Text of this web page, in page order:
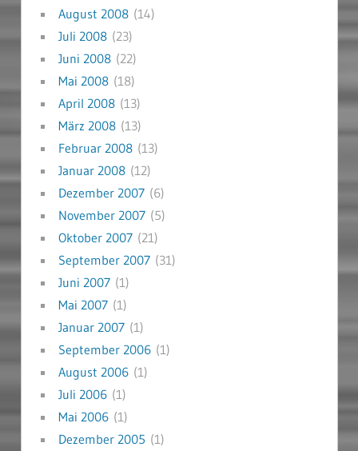
August 2008(14)
Juli 2008(23)
Juni 2008(22)
Mai 2008(18)
April 2008(13)
März 2008(13)
Februar 2008(13)
Januar 2008(12)
Dezember 2007(6)
November 2007(5)
Oktober 2007(21)
September 2007(31)
Juni 2007(1)
Mai 2007(1)
Januar 2007(1)
September 2006(1)
August 2006(1)
Juli 2006(1)
Mai 2006(1)
Dezember 2005 (1)